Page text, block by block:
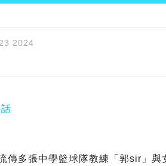
2024
傳多張中學籃球隊教練「郭sir」與